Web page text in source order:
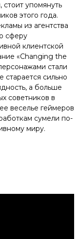
упомянуть
этого года.
из агентства
сферу
клиентской
«Changing the
стали
сильно
а больше
советников в
веселье геймеров
сумели по-
миру.